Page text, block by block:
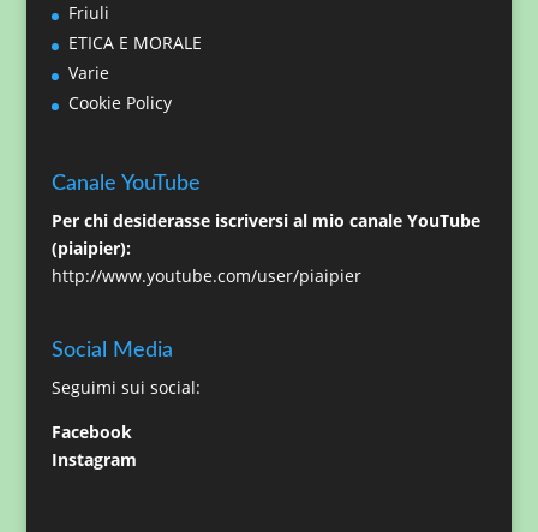
Friuli
ETICA E MORALE
Varie
Cookie Policy
Canale YouTube
Per chi desiderasse iscriversi al mio canale YouTube
(piaipier):
http://www.youtube.com/user/piaipier
Social Media
Seguimi sui social:
Facebook
Instagram